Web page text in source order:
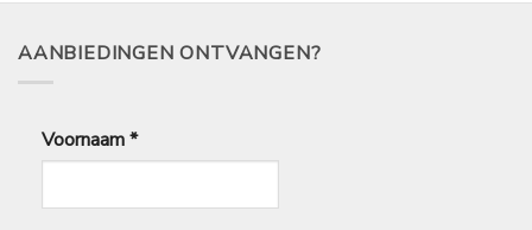
AANBIEDINGEN ONTVANGEN?
Voornaam*